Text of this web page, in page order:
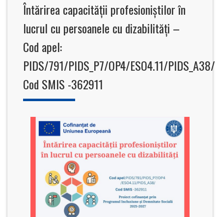
Întărirea capacității profesioniștilor în
lucrul cu persoanele cu dizabilități –
Cod apel:
PIDS/791/PIDS_P7/OP4/ESO4.11/PIDS_A38/
Cod SMIS -362911